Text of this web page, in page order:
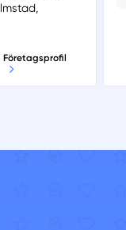
Företagsprofil